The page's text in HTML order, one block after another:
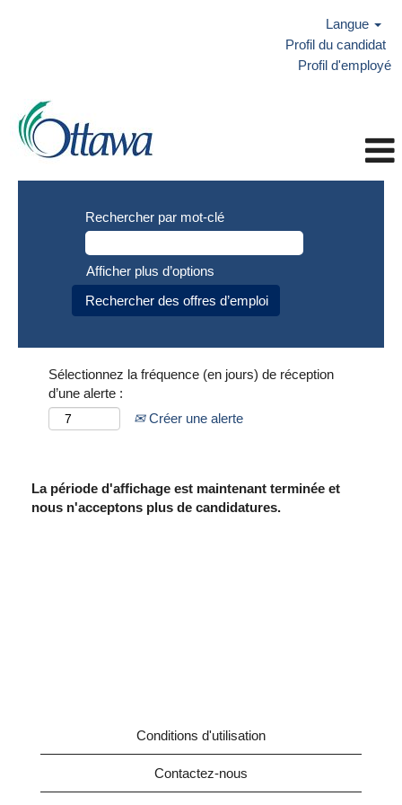
Langue
Profil du candidat
Profil d'employé
Rechercher par mot-clé
Afficher plus d’options
Sélectionnez la fréquence (en jours) de réception
d’une alerte :
Créer une alerte
La période d'affichage est maintenant terminée et
nous n'acceptons plus de candidatures.
Conditions d'utilisation
Contactez-nous